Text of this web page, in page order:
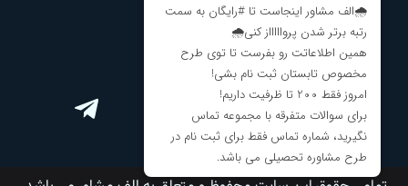
برنامه ریزی کنکور
ارتباط با ما